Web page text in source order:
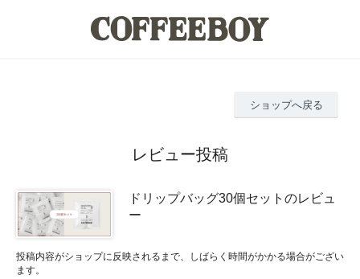
ショップへ戻る
レビュー投稿
ドリップバッグ30個セットのレビュ
ー
投稿内容がショップに反映されるまで、しばらく時間がかかる場合がござい
ます。